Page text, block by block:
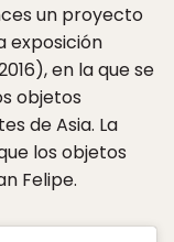
un proyecto
exposición
en la que se
objetos
de Asia. La
los objetos
Felipe.